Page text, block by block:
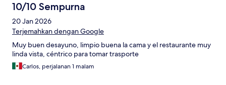
10/10 Sempurna
20 Jan 2026
Terjemahkan dengan Google
Muy buen desayuno, limpio buena la cama y el restaurante muy
linda vista, céntrico para tomar trasporte
Carlos, perjalanan 1 malam